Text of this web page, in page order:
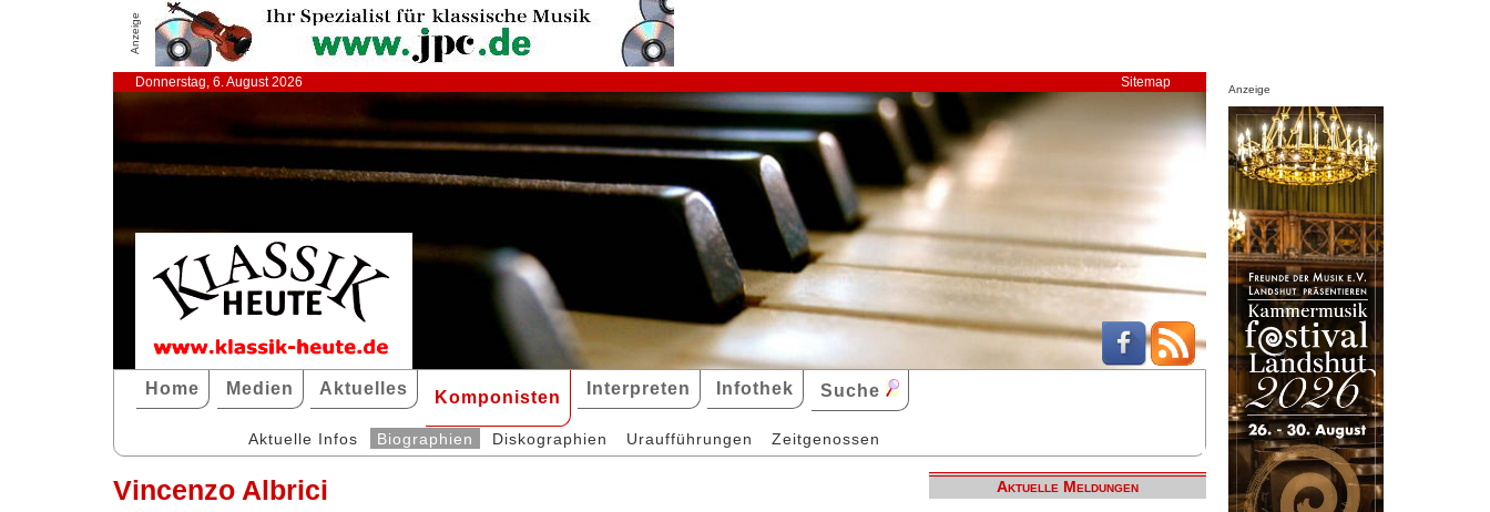
Anzeige
Donnerstag, 6. August 2026 Sitemap
Home Medien Aktuelles Komponisten Interpreten Infothek Suche
Aktuelle Infos Biographien Diskographien Uraufführungen Zeitgenossen
Vincenzo Albrici Aktuelle Meldungen
Anzeige